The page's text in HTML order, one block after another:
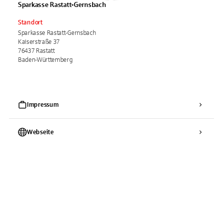
Sparkasse Rastatt-Gernsbach
Standort
Sparkasse Rastatt-Gernsbach
Kaiserstraße 37
76437 Rastatt
Baden-Württemberg
Impressum
Webseite